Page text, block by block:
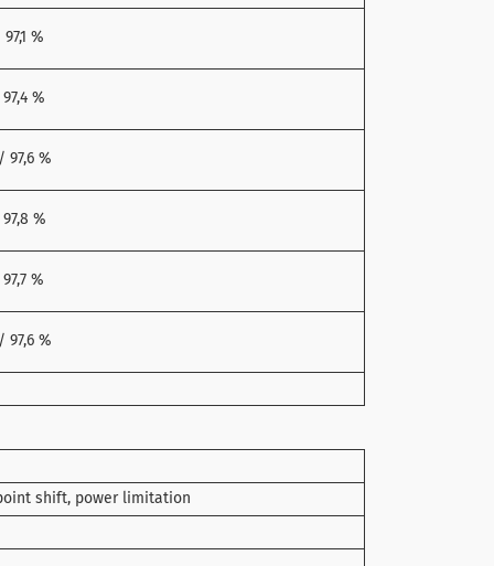
%
%
97,6 %
%
%
97,6 %
shift, power limitation